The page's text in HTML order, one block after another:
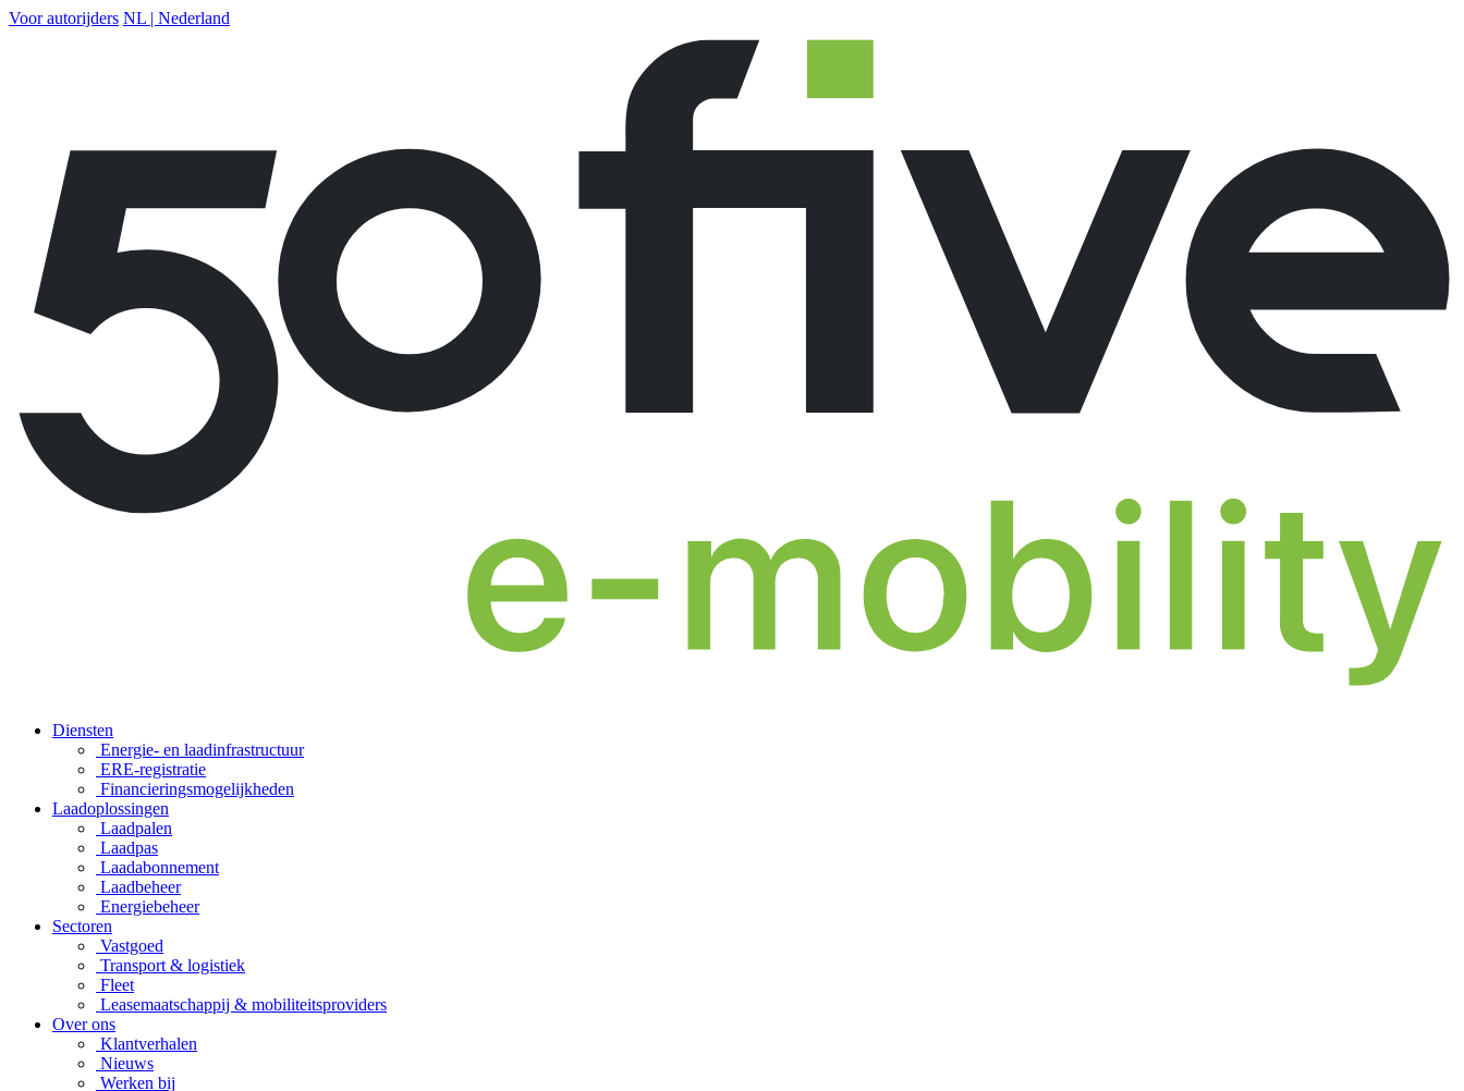
Voor autorijders NL | Nederland
Diensten
Energie- en laadinfrastructuur
ERE-registratie
Financierings­mogelijkheden
Laadoplossingen
Laadpalen
Laadpas
Laadabonnement
Laadbeheer
Energiebeheer
Sectoren
Vastgoed
Transport & logistiek
Fleet
Leasemaatschappij & mobiliteitsproviders
Over ons
Klantverhalen
Nieuws
Werken bij